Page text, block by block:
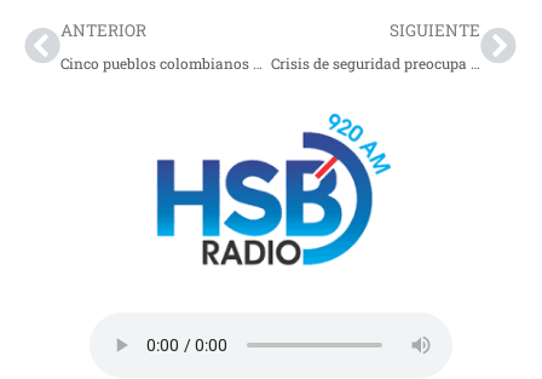
ANTERIOR
Cinco pueblos colombianos que conquistaron el turismo mundial
SIGUIENTE
Crisis de seguridad preocupa por expansión de grupos armados